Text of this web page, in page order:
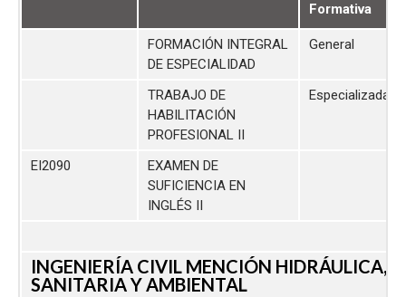
Formativa
FORMACIÓN INTEGRAL
DE ESPECIALIDAD
General
TRABAJO DE
HABILITACIÓN
PROFESIONAL II
Especializada
EI2090
EXAMEN DE
SUFICIENCIA EN
INGLÉS II
INGENIERÍA CIVIL MENCIÓN HIDRÁULICA,
SANITARIA Y AMBIENTAL